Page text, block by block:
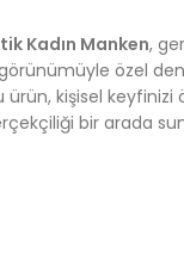
Kadın Manken,
özel
ürün, kişisel
bir arada